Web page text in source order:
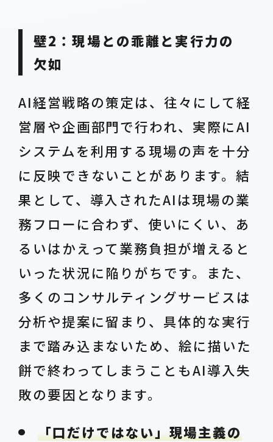
壁2：現場との乖離と実行力の
欠如
AI経営戦略の策定は、往々にして経
営層や企画部門で行われ、実際にAI
システムを利用する現場の声を十分
に反映できないことがあります。結
果として、導入されたAIは現場の業
務フローに合わず、使いにくい、あ
るいはかえって業務負担が増えると
いった状況に陥りがちです。また、
多くのコンサルティングサービスは
分析や提案に留まり、具体的な実行
まで踏み込まないため、絵に描いた
餅で終わってしまうこともAI導入失
敗の要因となります。
「口だけではない」現場主義の